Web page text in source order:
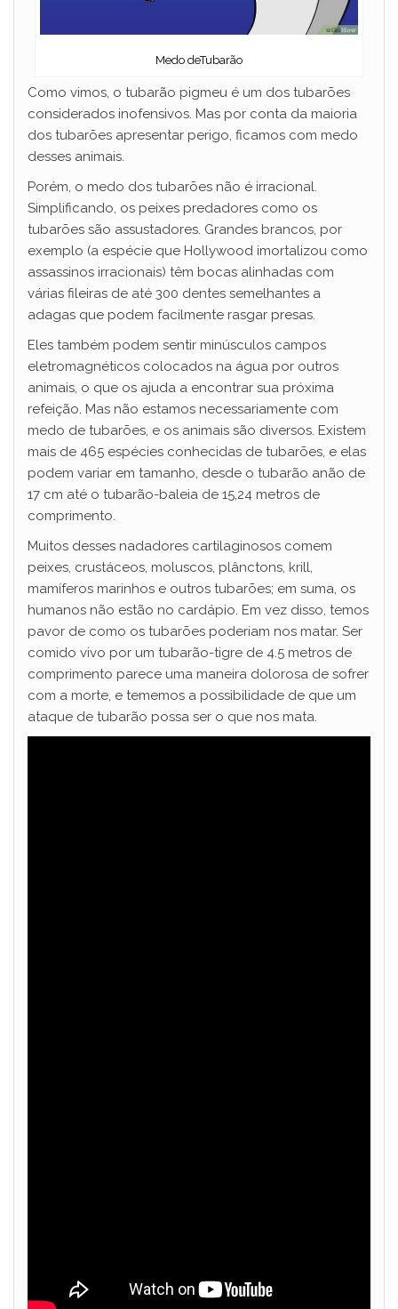
Medo deTubarão
Como vimos, o tubarão pigmeu é um dos tubarões
considerados inofensivos. Mas por conta da maioria
dos tubarões apresentar perigo, ficamos com medo
desses animais.
Porém, o medo dos tubarões não é irracional.
Simplificando, os peixes predadores como os
tubarões são assustadores. Grandes brancos, por
exemplo (a espécie que Hollywood imortalizou como
assassinos irracionais) têm bocas alinhadas com
várias fileiras de até 300 dentes semelhantes a
adagas que podem facilmente rasgar presas.
Eles também podem sentir minúsculos campos
eletromagnéticos colocados na água por outros
animais, o que os ajuda a encontrar sua próxima
refeição. Mas não estamos necessariamente com
medo de tubarões, e os animais são diversos. Existem
mais de 465 espécies conhecidas de tubarões, e elas
podem variar em tamanho, desde o tubarão anão de
17 cm até o tubarão-baleia de 15,24 metros de
comprimento.
Muitos desses nadadores cartilaginosos comem
peixes, crustáceos, moluscos, plânctons, krill,
mamíferos marinhos e outros tubarões; em suma, os
humanos não estão no cardápio. Em vez disso, temos
pavor de como os tubarões poderiam nos matar. Ser
comido vivo por um tubarão-tigre de 4.5 metros de
comprimento parece uma maneira dolorosa de sofrer
com a morte, e tememos a possibilidade de que um
ataque de tubarão possa ser o que nos mata.